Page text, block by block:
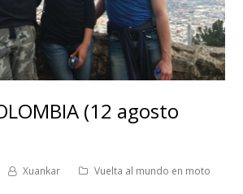
(12 agosto
Xuankar Vuelta al mundo en moto